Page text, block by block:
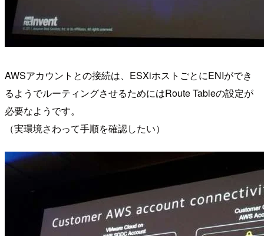
AWSアカウントとの接続は、ESXiホストごとにENIができ
るようでルーティングさせるためにはRoute Tableの設定が
必要なようです。
（実環境さわって手順を確認したい）